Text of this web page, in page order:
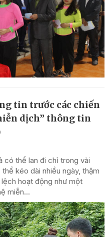
tin trước các chiến
dịch” thông tin
có thể lan đi chỉ trong vài
kéo dài nhiều ngày, thậm
hoạt động như một
miễn...